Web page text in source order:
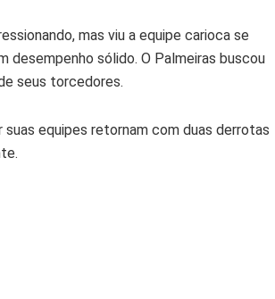
mas viu a equipe carioca se
desempenho sólido. O Palmeiras buscou
seus torcedores.
suas equipes retornam com duas derrotas